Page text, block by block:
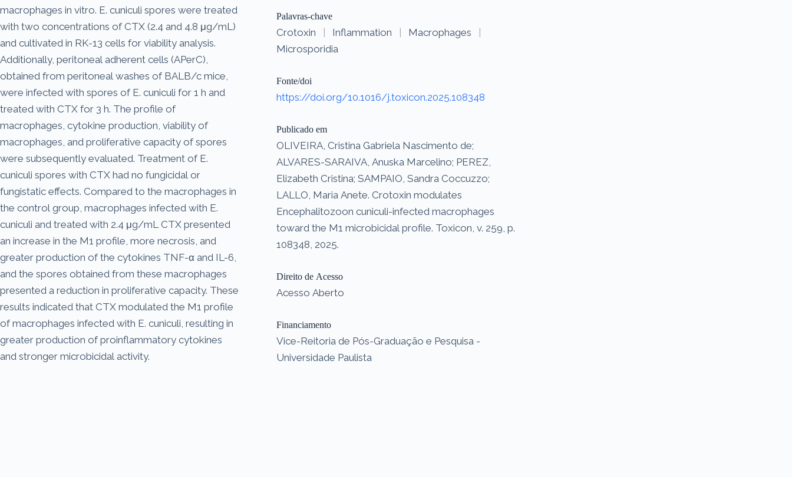
macrophages in vitro. E. cuniculi spores were treated
with two concentrations of CTX (2.4 and 4.8 μg/mL)
and cultivated in RK-13 cells for viability analysis.
Additionally, peritoneal adherent cells (APerC),
obtained from peritoneal washes of BALB/c mice,
were infected with spores of E. cuniculi for 1 h and
treated with CTX for 3 h. The profile of
macrophages, cytokine production, viability of
macrophages, and proliferative capacity of spores
were subsequently evaluated. Treatment of E.
cuniculi spores with CTX had no fungicidal or
fungistatic effects. Compared to the macrophages in
the control group, macrophages infected with E.
cuniculi and treated with 2.4 μg/mL CTX presented
an increase in the M1 profile, more necrosis, and
greater production of the cytokines TNF-α and IL-6,
and the spores obtained from these macrophages
presented a reduction in proliferative capacity. These
results indicated that CTX modulated the M1 profile
of macrophages infected with E. cuniculi, resulting in
greater production of proinflammatory cytokines
and stronger microbicidal activity.
Palavras-chave
Crotoxin | Inflammation | Macrophages
|
Microsporidia
Fonte/doi
https://doi.org/10.1016/j.toxicon.2025.108348
Publicado em
OLIVEIRA, Cristina Gabriela Nascimento de;
ALVARES-SARAIVA, Anuska Marcelino; PEREZ,
Elizabeth Cristina; SAMPAIO, Sandra Coccuzzo;
LALLO, Maria Anete. Crotoxin modulates
Encephalitozoon cuniculi-infected macrophages
toward the M1 microbicidal profile. Toxicon, v. 259, p.
108348, 2025.
Direito de Acesso
Acesso Aberto
Financiamento
Vice-Reitoria de Pós-Graduação e Pesquisa -
Universidade Paulista